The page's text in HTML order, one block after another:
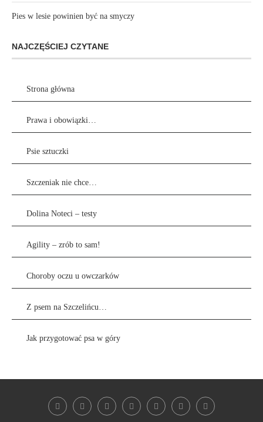
Pies w lesie powinien być na smyczy
NAJCZĘŚCIEJ CZYTANE
Strona główna
Prawa i obowiązki…
Psie sztuczki
Szczeniak nie chce…
Dolina Noteci – testy
Agility – zrób to sam!
Choroby oczu u owczarków
Z psem na Szczelińcu…
Jak przygotować psa w góry